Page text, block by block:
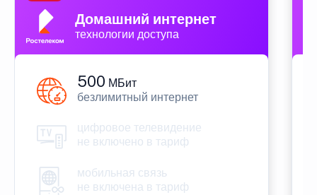
Домашний интернет
технологии доступа
500 МБит
безлимитный интернет
цифровое телевидение
не включено в тариф
мобильная связь
не включена в тариф